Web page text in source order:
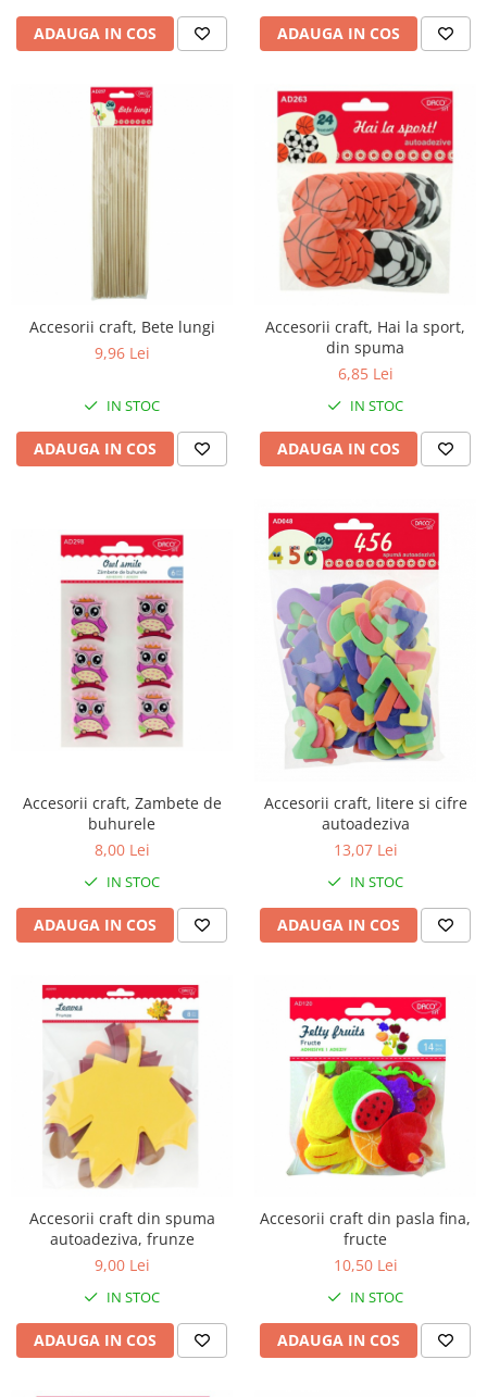
ADAUGA IN COS ADAUGA IN COS
Accesorii craft, Bete lungi
9,96 Lei
IN STOC
ADAUGA IN COS
Accesorii craft, Hai la sport,
din spuma
6,85 Lei
IN STOC
ADAUGA IN COS
Accesorii craft, Zambete de
buhurele
8,00 Lei
IN STOC
ADAUGA IN COS
Accesorii craft, litere si cifre
autoadeziva
13,07 Lei
IN STOC
ADAUGA IN COS
Accesorii craft din spuma
autoadeziva, frunze
9,00 Lei
IN STOC
ADAUGA IN COS
Accesorii craft din pasla fina,
fructe
10,50 Lei
IN STOC
ADAUGA IN COS